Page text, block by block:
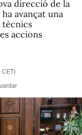
direcció de la
avançat una
tècnics
accions
CET)